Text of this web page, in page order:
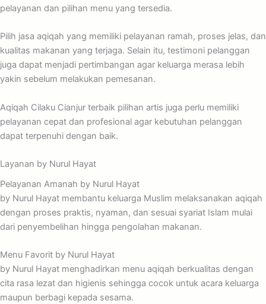
pelayanan dan pilihan menu yang tersedia.
Pilih jasa aqiqah yang memiliki pelayanan ramah, proses jelas, dan
kualitas makanan yang terjaga. Selain itu, testimoni pelanggan
juga dapat menjadi pertimbangan agar keluarga merasa lebih
yakin sebelum melakukan pemesanan.
Aqiqah Cilaku Cianjur terbaik pilihan artis juga perlu memiliki
pelayanan cepat dan profesional agar kebutuhan pelanggan
dapat terpenuhi dengan baik.
Layanan by Nurul Hayat
Pelayanan Amanah by Nurul Hayat
by Nurul Hayat membantu keluarga Muslim melaksanakan aqiqah
dengan proses praktis, nyaman, dan sesuai syariat Islam mulai
dari penyembelihan hingga pengolahan makanan.
Menu Favorit by Nurul Hayat
by Nurul Hayat menghadirkan menu aqiqah berkualitas dengan
cita rasa lezat dan higienis sehingga cocok untuk acara keluarga
maupun berbagi kepada sesama.